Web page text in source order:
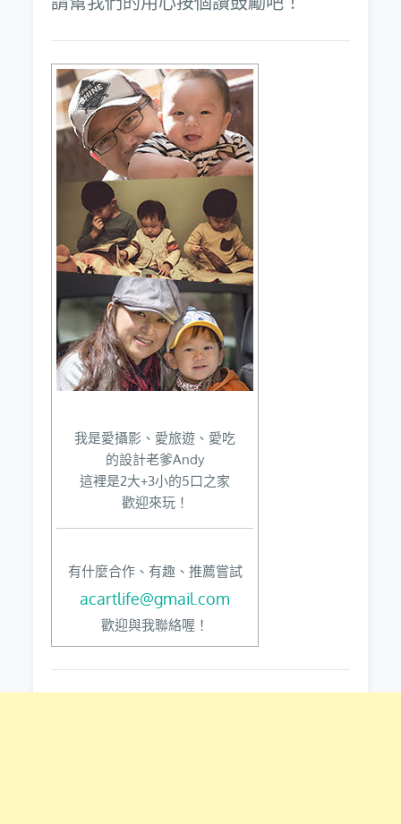
我是愛攝影、愛旅遊、愛吃
的設計老爹Andy
這裡是2大+3小的5口之家
歡迎來玩！
有什麼合作、有趣、推薦嘗試
acartlife@gmail.com
歡迎與我聯絡喔！